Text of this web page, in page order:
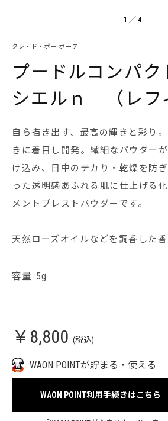
1 ／ 4
クレ・ド・ポー ボーテ
プードルコンパク
シエルｎ （レフ
自ら描き出す、最高の輝きと彩り
きに着目し開発。繊細なパウダー
け込み、日中のテカり・乾燥を防
った透明感あふれる肌に仕上げる
メントプレストパウダーです。
天然ローズオイルなどを調香した香
容量 :5g
￥8,800 (税込)
WAON POINTが貯まる・使える
WAON POINT利用手続きはこちら